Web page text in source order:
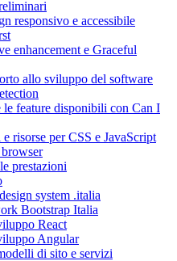
responsivo e accessibile
enhancement e Graceful
allo sviluppo del software
le feature disponibili con Can I
risorse per CSS e JavaScript
prestazioni
system .italia
Bootstrap Italia
React
Angular
di sito e servizi